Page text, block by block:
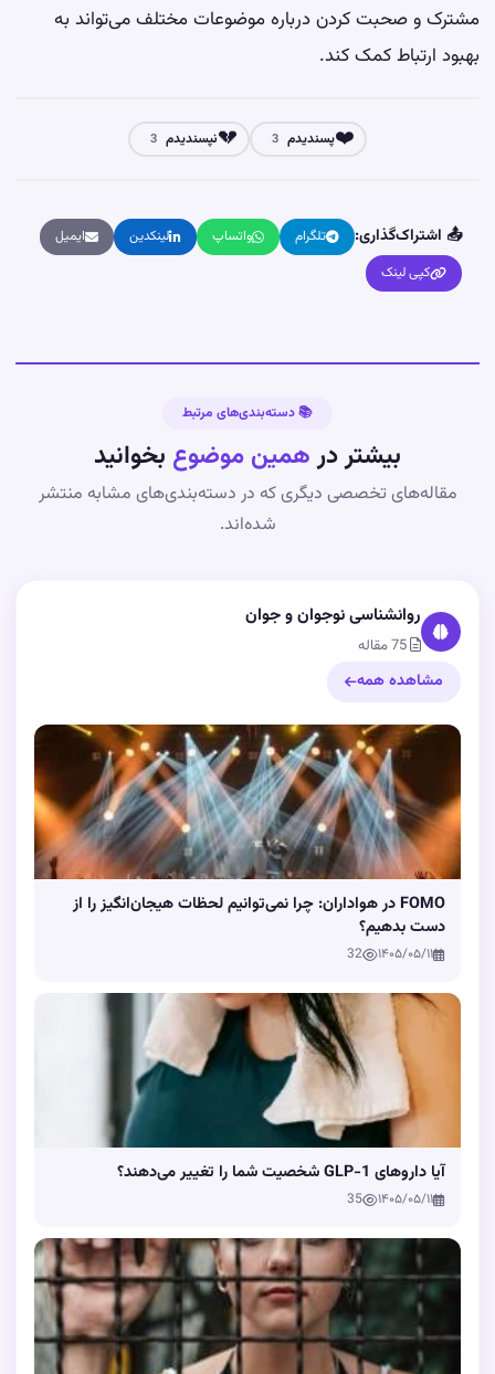
مشترک و صحبت کردن درباره موضوعات مختلف می‌تواند به
بهبود ارتباط کمک کند.
❤️پسندیدم 3
💔نپسندیدم 3
📤 اشتراک‌گذاری: تلگرام واتساپ لینکدین
ایمیل
کپی لینک
📚 دسته‌بندی‌های مرتبط
بیشتر درهمین موضوع بخوانید
مقاله‌های تخصصی دیگری که در دسته‌بندی‌های مشابه منتشر
شده‌اند.
روانشناسی نوجوان و جوان
مشاهده همه
FOMO در هواداران: چرا نمی‌توانیم لحظات هیجان‌انگیز را از
دست بدهیم؟
۱۴۰۵/۰۵/۱۱ 32
آیا داروهای GLP-1 شخصیت شما را تغییر می‌دهند؟
۱۴۰۵/۰۵/۱۱ 35